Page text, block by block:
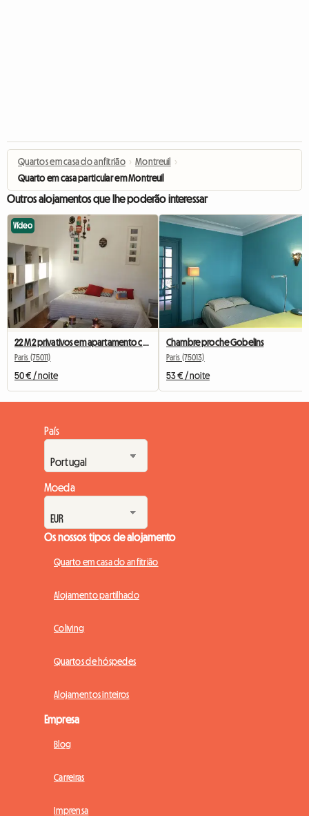
Quartos em casa do anfitrião › Montreuil
›
Quarto em casa particular em Montreuil
Outros alojamentos que lhe poderão interessar
Vídeo
Paris (75011)
50 € / noite
Chambre proche Gobelins
Paris (75013)
53 € / noite
País
Moeda
Os nossos tipos de alojamento
Quarto em casa do anfitrião
Alojamento partilhado
Coliving
Quartos de hóspedes
Alojamentos inteiros
Empresa
Blog
Carreiras
Imprensa